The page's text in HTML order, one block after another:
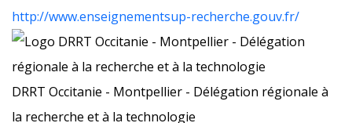
http://www.enseignementsup-recherche.gouv.fr/
DRRT Occitanie - Montpellier - Délégation régionale à
la recherche et à la technologie